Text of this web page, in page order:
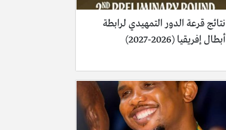
نتائج قرعة الدور التمهيدي لرابطة
أبطال إفريقيا (2026-2027)